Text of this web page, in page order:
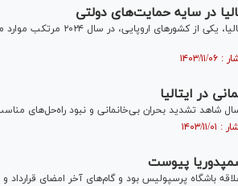
در سایه حمایت‌های دولتی
گزارش‌ها نشان می‌دهد که
در ایتالیا
شاهد تشدید بحران بی‌خانمانی و نبود راه‌حل‌های
پیوست
باشگاه پرسپولیس بود و گام‌های آخر امضای